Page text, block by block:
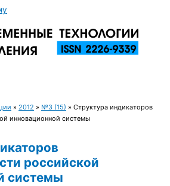
» 2012 » №3 (15) » Структура индикаторов
инновационной системы
российской
системы